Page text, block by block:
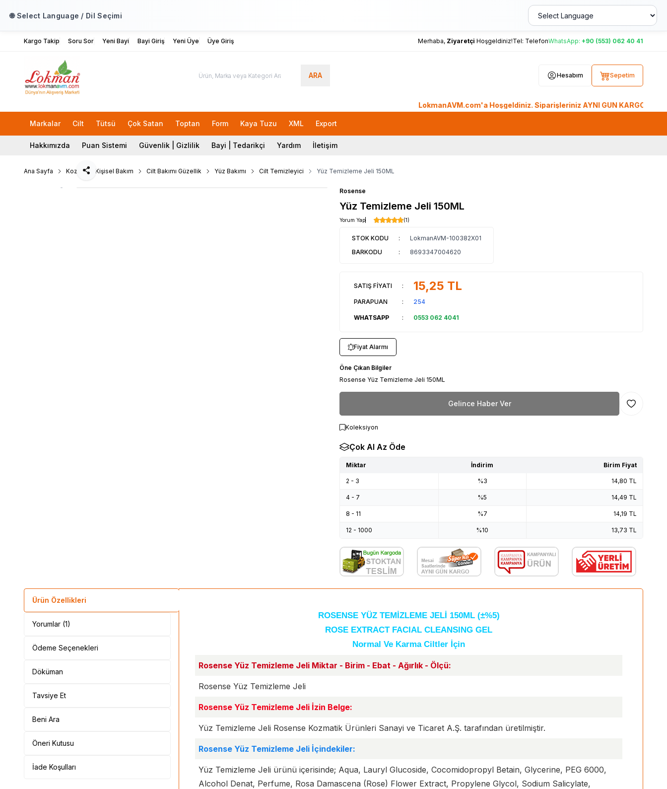
🌐 Select Language / Dil Seçimi
Kargo Takip Soru Sor Yeni Bayi Bayi Giriş Yeni Üye Üye Giriş Merhaba, Ziyaretçi Hoşgeldiniz!Tel: TelefonWhatsApp: +90 (553) 062 40 41
ARA Hesabım Sepetim
LokmanAVM.com'a Hoşgeldiniz. Siparişleriniz AYNI GÜN KARGO'da. Tüm
Markalar Cilt Tütsü Çok Satan Toptan Form Kaya Tuzu XML Export
Hakkımızda Puan Sistemi Güvenlik | Gizlilik Bayi | Tedarikçi Yardım İletişim
Ana Sayfa Kozmetik Kişisel Bakım Cilt Bakımı Güzellik Yüz Bakımı Cilt Temizleyici Yüz Temizleme Jeli 150ML
Paylaş
Rosense
Yüz Temizleme Jeli 150ML
Yorum Yap (1)
STOK KODU :
LokmanAVM-100382X01
BARKODU
: 8693347004620
SATIŞ FİYATI : 15,25 TL
PARAPUAN : 254
WHATSAPP : 0553 062 4041
Fiyat Alarmı
Öne Çıkan Bilgiler
Rosense Yüz Temizleme Jeli 150ML
Gelince Haber Ver Favoriye
Koleksiyon
Çok Al Az Öde
Miktar İndirim Birim Fiyat
2 - 3 %3 14,80 TL
4 - 7 %5 14,49 TL
8 - 11 %7 14,19 TL
12 - 1000 %10 13,73 TL
Ürün Özellikleri
Yorumlar (1)
Ödeme Seçenekleri
Döküman
Tavsiye Et
Beni Ara
Öneri Kutusu
İade Koşulları
ROSENSE YÜZ TEMİZLEME JELİ 150ML (±%5)
ROSE EXTRACT FACIAL CLEANSING GEL
Normal Ve Karma Ciltler İçin
Rosense Yüz Temizleme Jeli Miktar - Birim - Ebat - Ağırlık - Ölçü:
Rosense Yüz Temizleme Jeli
Rosense Yüz Temizleme Jeli İzin Belge:
Yüz Temizleme Jeli Rosense Kozmatik Ürünleri Sanayi ve Ticaret A.Ş. tarafından üretilmiştir.
Rosense Yüz Temizleme Jeli İçindekiler:
Yüz Temizleme Jeli ürünü içerisinde; Aqua, Lauryl Glucoside, Cocomidopropyl Betain, Glycerine, PEG 6000,
Alcohol Denat, Perfume, Rosa Damascena (Rose) Flower Extract, Propylene Glycol, Sodium Salicylate,